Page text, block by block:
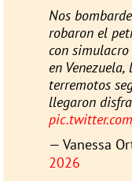
Nos
robaron el
con simulacro
en
terremotos
llegaron
— Vanessa
2026